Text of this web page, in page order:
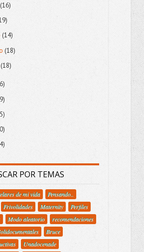
(16)
(14)
(18)
(18)
POR TEMAS
de mi vida
Pensando..
Frivolidades Maternity
Perfiles
Modo aleatorio
recomendaciones
Bruce
Unadocenade